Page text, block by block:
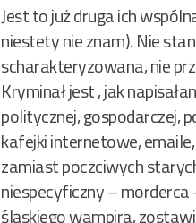
Jest to już druga ich
niestety nie znam). Nie
scharakteryzowana, nie
Kryminał jest , jak
politycznej, gospodarczej,
kafejki internetowe,
zamiast poczciwych
niespecyficzny –
śląskiego wampira,